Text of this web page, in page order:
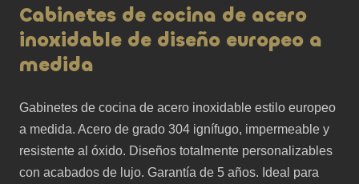
Cabinetes de cocina de acero
inoxidable de diseño europeo a
medida
Gabinetes de cocina de acero inoxidable estilo europeo
a medida. Acero de grado 304 ignífugo, impermeable y
resistente al óxido. Diseños totalmente personalizables
con acabados de lujo. Garantía de 5 años. Ideal para